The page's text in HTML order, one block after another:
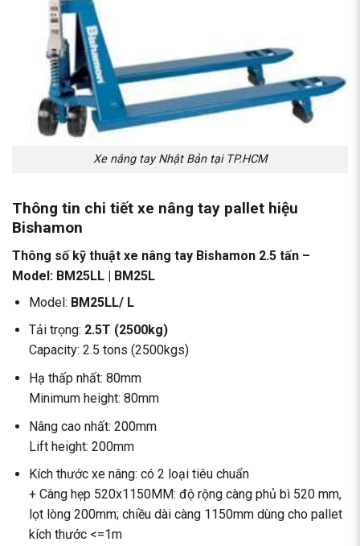
Xe nâng tay Nhật Bản tại TP.HCM
Thông tin chi tiết xe nâng tay pallet hiệu
Bishamon
Thông số kỹ thuật xe nâng tay Bishamon 2.5 tấn –
Model: BM25LL | BM25L
Model: BM25LL/ L
Tải trọng: 2.5T (2500kg)
Capacity: 2.5 tons (2500kgs)
Hạ thấp nhất: 80mm
Minimum height: 80mm
Nâng cao nhất: 200mm
Lift height: 200mm
Kích thước xe nâng: có 2 loại tiêu chuẩn
+ Càng hẹp 520x1150MM: độ rộng càng phủ bì 520 mm,
lọt lòng 200mm; chiều dài càng 1150mm dùng cho pallet
kích thước <=1m